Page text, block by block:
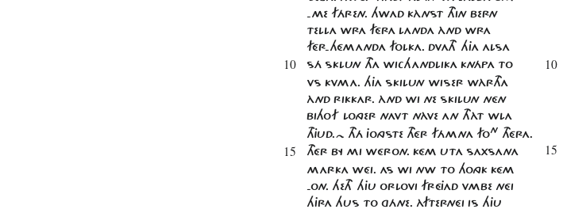
-ME FÁREN. HWAD KÀNST THIN BERN
TELLA WRA FÉRA LANDA ÀND WRA
FÉR-HÉMANDA FOLKA. DVATH HJA ALSA
10
SÁ SKLUN THA WICHANDLIKA KNÁPA TO
VS KVMA. HJA SKILUN WISER WÀRTHA
ÀND RIKKAR. ÀND WI NE SKILUN NÉN
BIHOF LONGER NAVT NÀVE AN THÀT WLA
THJUD.~ THÁ JONGSTE THÉR FÁMNA FON THÉRA.
15
THÉR BY MI WÉRON. KÉM UTA SAXSANA
MARKA WÉI. AS WI NW TO HONGK KÉM
-ON. HETH HJU ORLOVI FRÉJAD VMBE NÉI
HJRA HUS TO GÁNE. ÀFTERNÉI IS HJU
10
15